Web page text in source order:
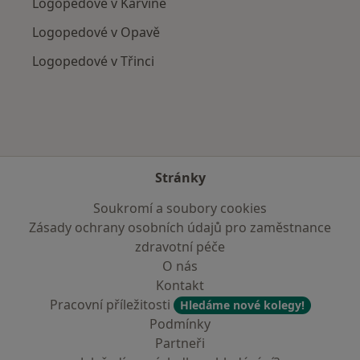
Logopedové v Karviné
Logopedové v Opavě
Logopedové v Třinci
Stránky
Soukromí a soubory cookies
Zásady ochrany osobních údajů pro zaměstnance
zdravotní péče
O nás
Kontakt
Pracovní příležitosti
Hledáme nové kolegy!
Podmínky
Partneři